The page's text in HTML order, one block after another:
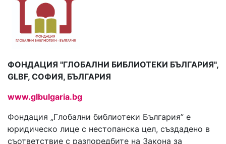
ФОНДАЦИЯ "ГЛОБАЛНИ БИБЛИОТЕКИ БЪЛГАРИЯ",
GLBF, СОФИЯ, БЪЛГАРИЯ
www.glbulgaria.bg
Фондация „Глобални библиотеки България” е
юридическо лице с нестопанска цел, създадено в
съответствие с разпоредбите на Закона за